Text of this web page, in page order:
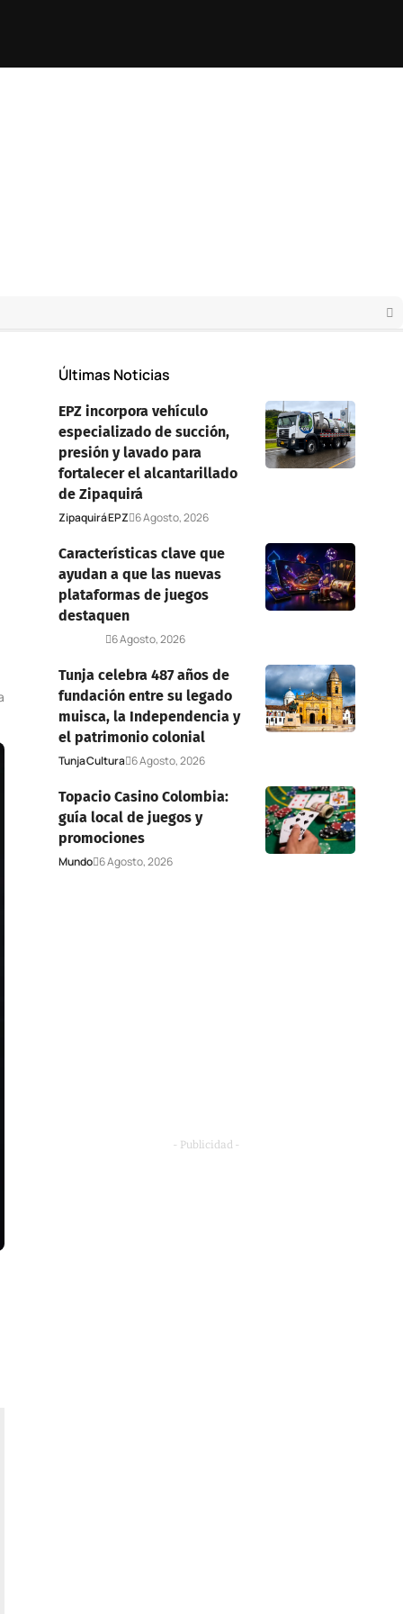
Últimas Noticias
EPZ incorpora vehículo
especializado de succión,
presión y lavado para
fortalecer el alcantarillado
de Zipaquirá
ZipaquiráEPZ 6 Agosto, 2026
Características clave que
ayudan a que las nuevas
plataformas de juegos
destaquen
6 Agosto, 2026
Tunja celebra 487 años de
fundación entre su legado
muisca, la Independencia y
el patrimonio colonial
TunjaCultura 6 Agosto, 2026
Topacio Casino Colombia:
guía local de juegos y
promociones
Mundo 6 Agosto, 2026
- Publicidad -